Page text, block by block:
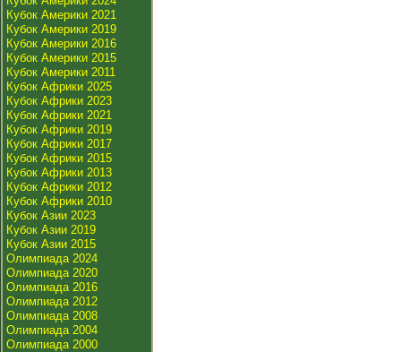
Кубок Америки 2021
Кубок Америки 2019
Кубок Америки 2016
Кубок Америки 2015
Кубок Америки 2011
Кубок Африки 2025
Кубок Африки 2023
Кубок Африки 2021
Кубок Африки 2019
Кубок Африки 2017
Кубок Африки 2015
Кубок Африки 2013
Кубок Африки 2012
Кубок Африки 2010
Кубок Азии 2023
Кубок Азии 2019
Кубок Азии 2015
Олимпиада 2024
Олимпиада 2020
Олимпиада 2016
Олимпиада 2012
Олимпиада 2008
Олимпиада 2004
Олимпиада 2000